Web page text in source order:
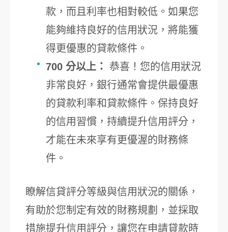
款，而且利率也相對較低。如果您
能夠維持良好的信用狀況，將能獲
得更優惠的貸款條件。
700 分以上： 恭喜！您的信用狀況
非常良好，銀行通常會提供最優惠
的貸款利率和貸款條件。保持良好
的信用習慣，持續提升信用評分，
才能在未來享有更優渥的財務條
件。
瞭解信貸評分等級與信用狀況的關係，
有助於您制定有效的財務規劃，並採取
措施提升信用評分，讓您在申請貸款時